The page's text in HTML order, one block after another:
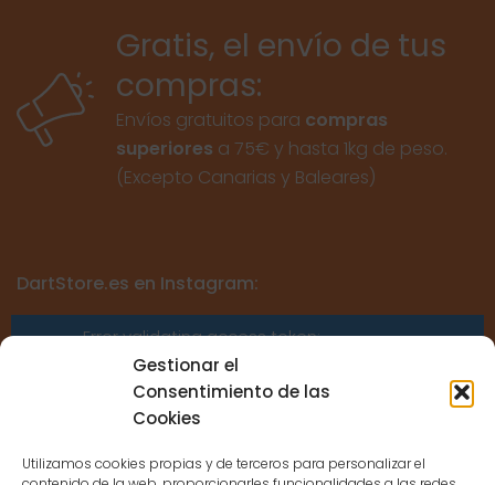
Gestionar el
Consentimiento de las
Cookies
Utilizamos cookies propias y de terceros para personalizar el
Gratis, el envío de tus
compras:
Envíos gratuitos para compras
superiores a 75€ y hasta 1kg de peso.
(Excepto Canarias y Baleares)
DartStore.es en Instagram:
Error validating access token:
Sessions for the user are not allowed
because the user is not a confirmed